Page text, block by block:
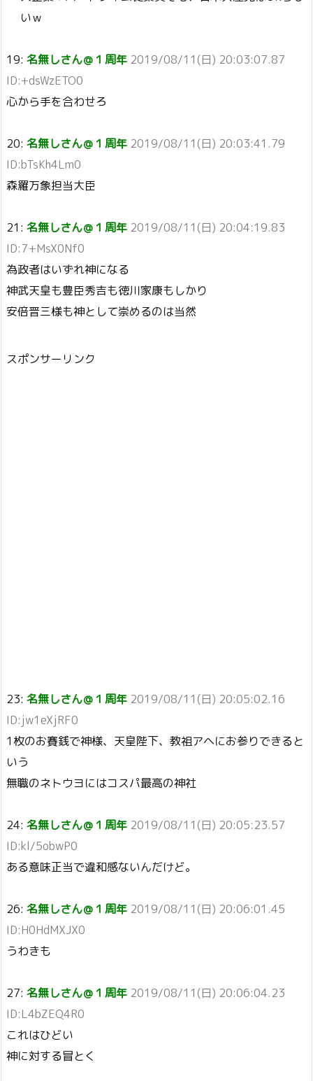
いｗ
19: 名無しさん＠１周年 2019/08/11(日) 20:03:07.87
ID:+dsWzETO0
心から手を合わせろ
20: 名無しさん＠１周年 2019/08/11(日) 20:03:41.79
ID:bTsKh4Lm0
森羅万象担当大臣
21: 名無しさん＠１周年 2019/08/11(日) 20:04:19.83
ID:7+MsX0Nf0
為政者はいずれ神になる
神武天皇も豊臣秀吉も徳川家康もしかり
安倍晋三様も神として崇めるのは当然
スポンサーリンク
23: 名無しさん＠１周年 2019/08/11(日) 20:05:02.16
ID:jw1eXjRF0
1枚のお賽銭で神様、天皇陛下、教祖アヘにお参りできると
いう
無職のネトウヨにはコスパ最高の神社
24: 名無しさん＠１周年 2019/08/11(日) 20:05:23.57
ID:kl/5obwP0
ある意味正当で違和感ないんだけど。
26: 名無しさん＠１周年 2019/08/11(日) 20:06:01.45
ID:H0HdMXJX0
うわきも
27: 名無しさん＠１周年 2019/08/11(日) 20:06:04.23
ID:L4bZEQ4R0
これはひどい
神に対する冒とく